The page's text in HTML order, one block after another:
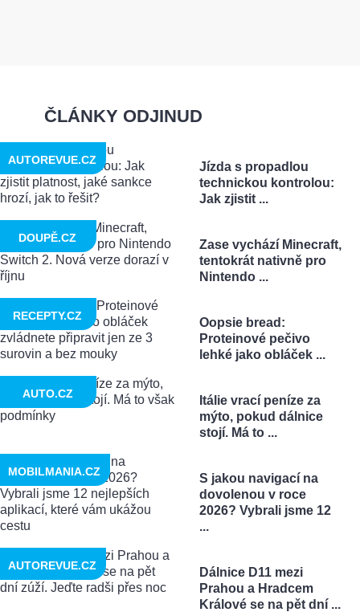
ČLÁNKY ODJINUD
Jízda s propadlou
technickou kontrolou:
Jak zjistit ...
AUTOREVUE.CZ
Zase vychází Minecraft,
tentokrát nativně pro
Nintendo ...
DOUPĚ.CZ
Oopsie bread:
Proteinové pečivo
lehké jako obláček ...
RECEPTY.CZ
Itálie vrací peníze za
mýto, pokud dálnice
stojí. Má to ...
AUTO.CZ
S jakou navigací na
dovolenou v roce
2026? Vybrali jsme 12
...
MOBILMANIA.CZ
Dálnice D11 mezi
Prahou a Hradcem
Králové se na pět dní ...
AUTOREVUE.CZ